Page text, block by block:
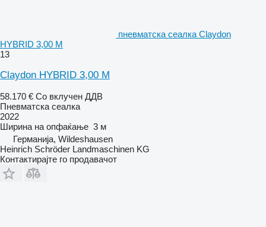
пневматска сеалка Claydon
HYBRID 3,00 M
13
Claydon HYBRID 3,00 M
58.170 € Со вклучен ДДВ
Пневматска сеалка
2022
Ширина на опфаќање 3 м
Германија, Wildeshausen
Heinrich Schröder Landmaschinen KG
Контактирајте го продавачот